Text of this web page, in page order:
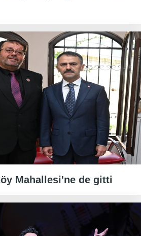
Mahallesi'ne de gitti